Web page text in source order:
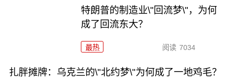
特朗普的制造业\"回流梦\"，为何
成了回流东大？
最热 阅读 7034
扎胖摊牌：乌克兰的\"北约梦\"为何成了一地鸡毛？